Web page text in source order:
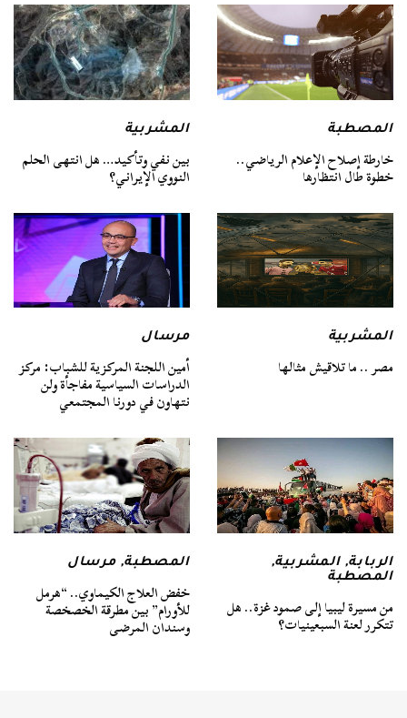
المصطبة
خارطة إصلاح الإعلام الرياضي..
خطوة طال انتظارها
المشربية
بين نفي وتأكيد… هل انتهى الحلم
النووي الإيراني؟
المشربية
مصر .. ما تلاقيش مثالها
مرسال
أمين اللجنة المركزية للشباب: مركز
الدراسات السياسية مفاجأة ولن
نتهاون في دورنا المجتمعي
الربابة,المشربية,
المصطبة
من مسيرة ليبيا إلى صمود غزة.. هل
تتكرر لعنة السبعينيات؟
المصطبة,مرسال
خفض العلاج الكيماوي.. “هرمل
للأورام” بين مطرقة الخصخصة
وسندان المرضى